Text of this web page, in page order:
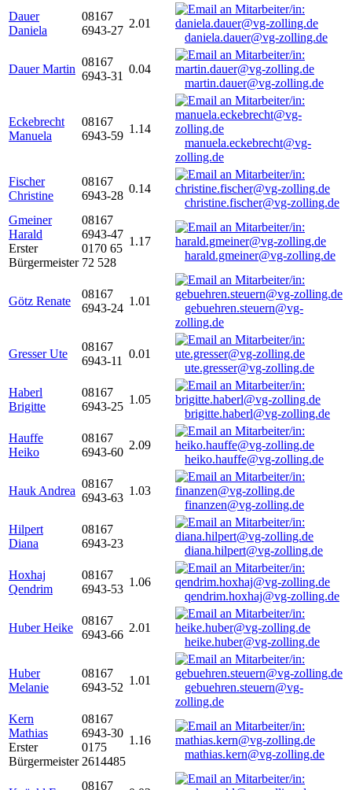
Dauer
Daniela
08167
6943-27
2.01
daniela.dauer@vg-zolling.de
Dauer Martin
08167
6943-31
0.04
martin.dauer@vg-zolling.de
Eckebrecht
Manuela
08167
6943-59
1.14
manuela.eckebrecht@vg-
zolling.de
Fischer
Christine
08167
6943-28
0.14
christine.fischer@vg-zolling.de
Gmeiner
Harald
Erster
Bürgermeister
08167
6943-47
0170 65
72 528
1.17
harald.gmeiner@vg-zolling.de
Götz Renate
08167
6943-24
1.01
gebuehren.steuern@vg-
zolling.de
Gresser Ute
08167
6943-11
0.01
ute.gresser@vg-zolling.de
Haberl
Brigitte
08167
6943-25
1.05
brigitte.haberl@vg-zolling.de
Hauffe
Heiko
08167
6943-60
2.09
heiko.hauffe@vg-zolling.de
Hauk Andrea
08167
6943-63
1.03
finanzen@vg-zolling.de
Hilpert
Diana
08167
6943-23
diana.hilpert@vg-zolling.de
Hoxhaj
Qendrim
08167
6943-53
1.06
qendrim.hoxhaj@vg-zolling.de
Huber Heike
08167
6943-66
2.01
heike.huber@vg-zolling.de
Huber
Melanie
08167
6943-52
1.01
gebuehren.steuern@vg-
zolling.de
Kern
Mathias
Erster
Bürgermeister
08167
6943-30
0175
2614485
1.16
mathias.kern@vg-zolling.de
08167